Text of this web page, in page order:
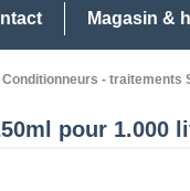
Magasin &
Conditionneurs - traitements
pour 1.000